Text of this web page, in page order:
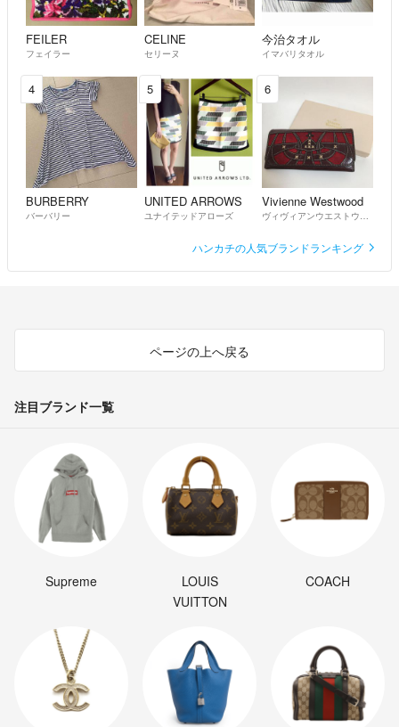
FEILER
フェイラー
CELINE
セリーヌ
今治タオル
イマバリタオル
4
BURBERRY
バーバリー
5
UNITED ARROWS
ユナイテッドアローズ
6
Vivienne Westwood
ヴィヴィアンウエストウッド
ハンカチの人気ブランドランキング
ページの上へ戻る
注目ブランド一覧
Supreme
LOUIS
VUITTON
COACH